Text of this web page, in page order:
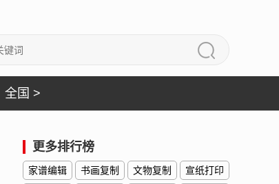
全国 >
更多排行榜
家谱编辑 书画复制 文物复制 宣纸打印